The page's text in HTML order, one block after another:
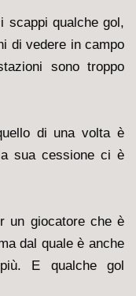
scappi qualche gol,
di vedere in campo
sono troppo
di una volta è
sua cessione ci è
un giocatore che è
dal quale è anche
E qualche gol